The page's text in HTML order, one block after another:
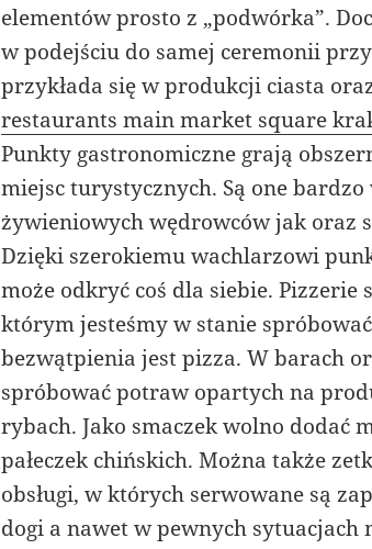
elementów prosto z „podwórka”.
w podejściu do samej ceremonii
przykłada się w produkcji ciasta
restaurants main market square
Punkty gastronomiczne grają
miejsc turystycznych. Są one
żywieniowych wędrowców jak oraz
Dzięki szerokiemu wachlarzowi
może odkryć coś dla siebie.
którym jesteśmy w stanie
bezwątpienia jest pizza. W barach
spróbować potraw opartych na
rybach. Jako smaczek wolno dodać
pałeczek chińskich. Można także
obsługi, w których serwowane są
dogi a nawet w pewnych sytuacjach